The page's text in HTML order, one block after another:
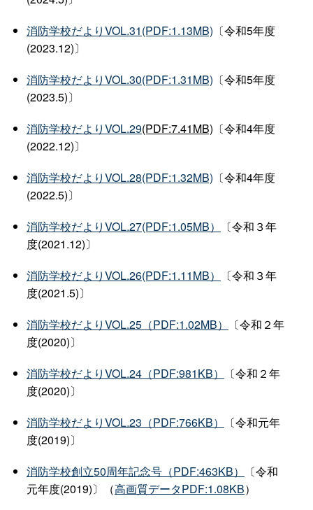
消防学校だよりVOL.31(PDF:1.13MB) 〔令和5年度
(2023.12)〕
消防学校だよりVOL.30(PDF:1.31MB) 〔令和5年度
(2023.5)〕
消防学校だよりVOL.29(PDF:7.41MB) 〔令和4年度
(2022.12)〕
消防学校だよりVOL.28(PDF:1.32MB) 〔令和4年度
(2022.5)〕
消防学校だよりVOL.27(PDF:1.05MB）
〔令和３年
度(2021.12)〕
消防学校だよりVOL.26(PDF:1.11MB）
〔令和３年
度(2021.5)〕
消防学校だよりVOL.25（PDF:1.02MB）
〔令和２年
度(2020)〕
消防学校だよりVOL.24（PDF:981KB）
〔令和２年
度(2020)〕
消防学校だよりVOL.23（PDF:766KB）
〔令和元年
度(2019)〕
消防学校創立50周年記念号（PDF:463KB）
〔令和
元年度(2019)〕（高画質データPDF:1.08KB）